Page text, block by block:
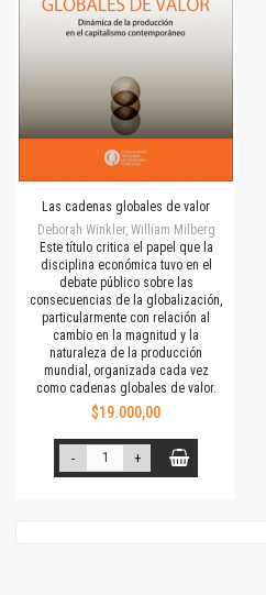
Las cadenas globales de valor
Deborah Winkler, William Milberg
Este título critica el papel que la
disciplina económica tuvo en el
debate público sobre las
consecuencias de la globalización,
particularmente con relación al
cambio en la magnitud y la
naturaleza de la producción
mundial, organizada cada vez
como cadenas globales de valor.
$19.000,00
- +